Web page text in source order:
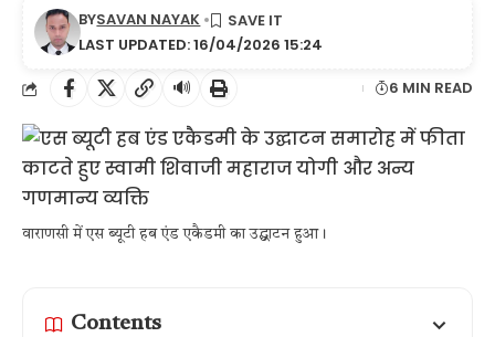
LAST UPDATED: 16/04/2026 15:24
BYSAVAN NAYAK
🔊 6 MIN READ
वाराणसी में एस ब्यूटी हब एंड एकैडमी का उद्घाटन हुआ।
Contents